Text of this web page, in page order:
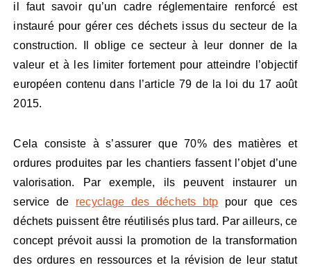
il faut savoir qu’un cadre réglementaire renforcé est
instauré pour gérer ces déchets issus du secteur de la
construction. Il oblige ce secteur à leur donner de la
valeur et à les limiter fortement pour atteindre l’objectif
européen contenu dans l’article 79 de la loi du 17 août
2015.
Cela consiste à s’assurer que 70% des matières et
ordures produites par les chantiers fassent l’objet d’une
valorisation. Par exemple, ils peuvent instaurer un
service de recyclage des déchets btp
pour que ces
déchets puissent être réutilisés plus tard. Par ailleurs, ce
concept prévoit aussi la promotion de la transformation
des ordures en ressources et la révision de leur statut